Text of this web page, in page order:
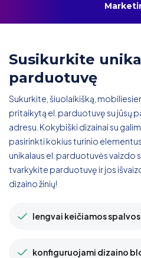
Susikurkite
parduotuvę
Sukurkite, šiuolaikišką,
pritaikytą el. parduotuvę su jūsų
adresu. Kokybiški dizainai su
pasirinkti kokius turinio
unikalaus el. parduotuvės vaizdo
tvarkykite parduotuvę ir jos
dizaino žinių!
lengvai keičiamos spalvos
konfiguruojami dizaino